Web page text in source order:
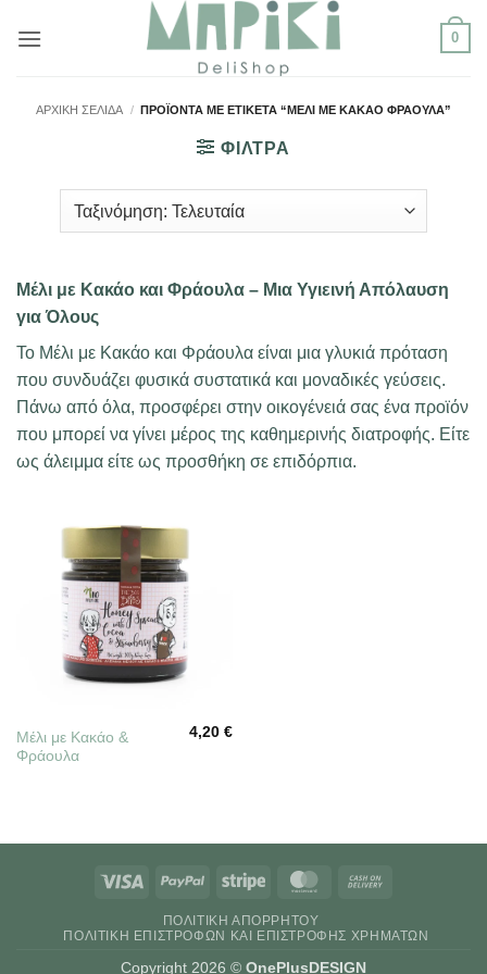
στο
0
ΑΡΧΙΚΉ ΣΕΛΊΔΑ / ΠΡΟΪΌΝΤΑ ΜΕ ΕΤΙΚΈΤΑ “ΜΈΛΙ ΜΕ ΚΑΚΆΟ ΦΡΆΟΥΛΑ”
ΦΙΛΤΡΑ
Μέλι με Κακάο και Φράουλα – Μια Υγιεινή Απόλαυση
για Όλους
Το Μέλι με Κακάο και Φράουλα είναι μια γλυκιά πρόταση
που συνδυάζει φυσικά συστατικά και μοναδικές γεύσεις.
Πάνω από όλα, προσφέρει στην οικογένειά σας ένα προϊόν
που μπορεί να γίνει μέρος της καθημερινής διατροφής. Είτε
ως άλειμμα είτε ως προσθήκη σε επιδόρπια.
Μέλι με Κακάο &
Φράουλα
4,20€
Visa PayPal Stripe MasterCard
Delivery
ΠΟΛΙΤΙΚΉ ΑΠΟΡΡΉΤΟΥ
ΠΟΛΙΤΙΚΉ ΕΠΙΣΤΡΟΦΏΝ ΚΑΙ ΕΠΙΣΤΡΟΦΉΣ ΧΡΗΜΆΤΩΝ
Copyright 2026 © OnePlusDESIGN